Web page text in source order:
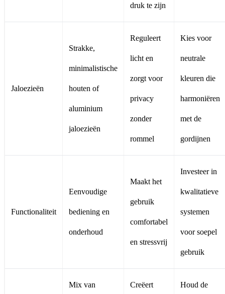
druk te zijn
Jaloezieën
Strakke,
minimalistische
houten of
aluminium
jaloezieën
Reguleert
licht en
zorgt voor
privacy
zonder
rommel
Kies voor
neutrale
kleuren die
harmoniëren
met de
gordijnen
Functionaliteit
Eenvoudige
bediening en
onderhoud
Maakt het
gebruik
comfortabel
en stressvrij
Investeer in
kwalitatieve
systemen
voor soepel
gebruik
Mix van Creëert Houd de